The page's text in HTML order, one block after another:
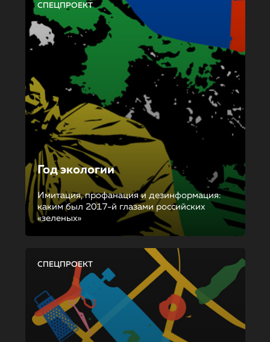
СПЕЦПРОЕКТ
Год экологии
Имитация, профанация и дезинформация:
каким был 2017-й глазами российских
«зеленых»
СПЕЦПРОЕКТ